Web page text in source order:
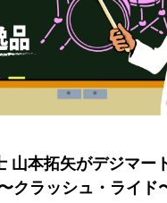
山本拓矢がデジマー
クラッシュ・ライド